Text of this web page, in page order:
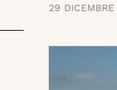
29